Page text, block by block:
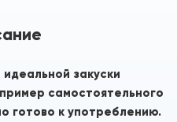
закуски
самостоятельного
готово к употреблению.